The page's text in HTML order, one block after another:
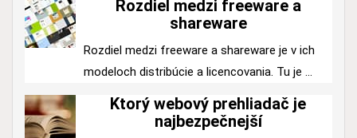
Rozdiel medzi freeware a
shareware
Rozdiel medzi freeware a shareware je v ich
modeloch distribúcie a licencovania. Tu je ...
Ktorý webový prehliadač je
najbezpečnejší